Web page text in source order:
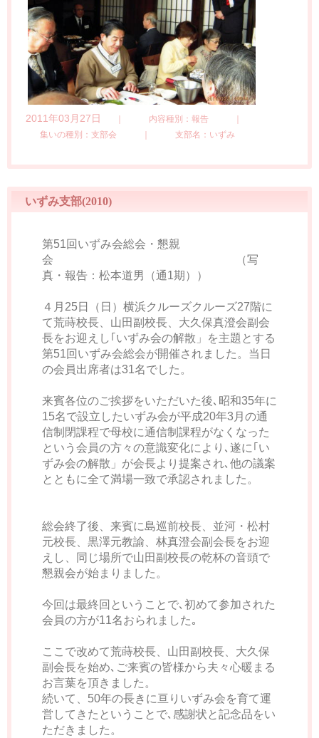
2011年03月27日 ｜ 内容種別：報告
｜
集いの種別：支部会
｜ 支部名：いずみ
いずみ支部(2010)
第51回いずみ会総会・懇親
会 （写
真・報告：松本道男（通1期））
４月25日（日）横浜クルーズクルーズ27階に
て荒蒔校長、山田副校長、大久保真澄会副会
長をお迎えし｢いずみ会の解散」を主題とする
第51回いずみ会総会が開催されました。当日
の会員出席者は31名でした。
来賓各位のご挨拶をいただいた後､昭和35年に
15名で設立したいずみ会が平成20年3月の通
信制閉課程で母校に通信制課程がなくなった
という会員の方々の意識変化により､遂に｢い
ずみ会の解散」が会長より提案され､他の議案
とともに全て満場一致で承認されました。
総会終了後、来賓に島巡前校長、並河・松村
元校長、黒澤元教諭、林真澄会副会長をお迎
えし、同じ場所で山田副校長の乾杯の音頭で
懇親会が始まりました。
今回は最終回ということで､初めて参加された
会員の方が11名おられました｡
ここで改めて荒蒔校長、山田副校長、大久保
副会長を始め､ご来賓の皆様から夫々心暖まる
お言葉を頂きました。
続いて、50年の長きに亘りいずみ会を育て運
営してきたということで､感謝状と記念品をい
ただきました。